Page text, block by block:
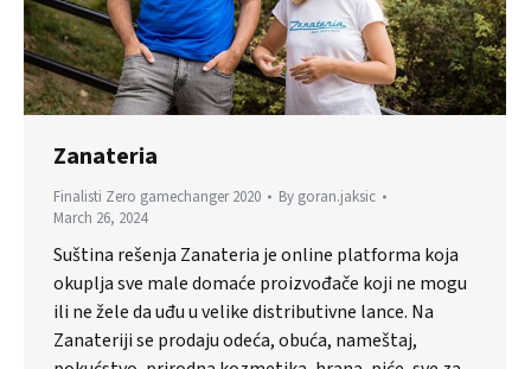
Zanateria
Finalisti Zero gamechanger 2020 By goran.jaksic
March 26, 2024
Suština rešenja Zanateria je online platforma koja
okuplja sve male domaće proizvođače koji ne mogu
ili ne žele da uđu u velike distributivne lance. Na
Zanateriji se prodaju odeća, obuća, nameštaj,